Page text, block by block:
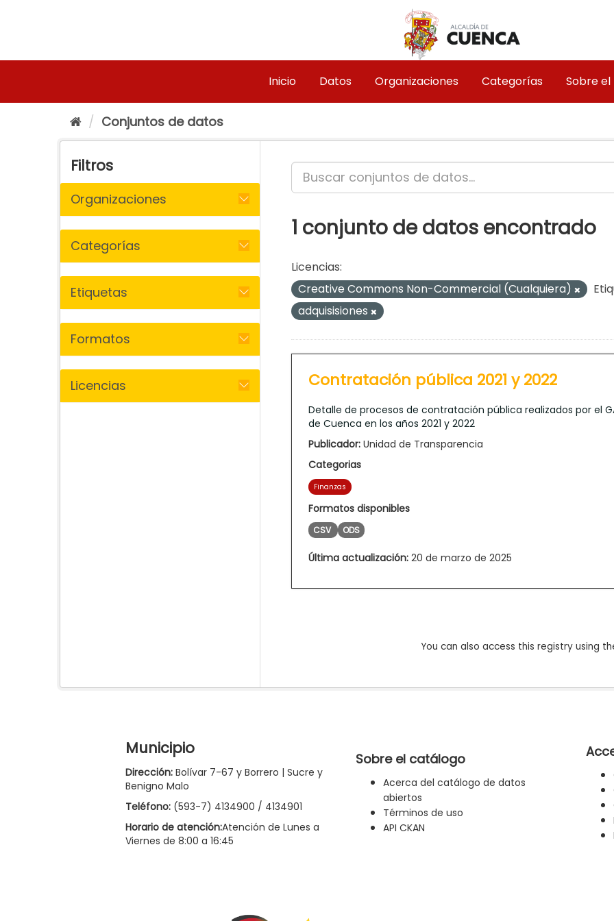
Inicio Datos Organizaciones Categorías Sobre
Conjuntos de datos
Filtros
Organizaciones
Categorías
Etiquetas
Formatos
Licencias
1 conjunto de datos encontrado
Licencias:
Creative Commons Non-Commercial (Cualquiera)
adquisisiones
Contratación pública 2021 y 2022
Detalle de procesos de contratación pública realizados por el
de Cuenca en los años 2021 y 2022
Publicador: Unidad de Transparencia
Categorias
Finanzas
Formatos disponibles
CSV ODS
Última actualización: 20 de marzo de 2025
You can also access this registry using
Municipio
Dirección: Bolívar 7-67 y Borrero | Sucre y
Benigno Malo
Teléfono: (593-7) 4134900 / 4134901
Horario de atención:Atención de Lunes a
Viernes de 8:00 a 16:45
Sobre el catálogo
Acerca del catálogo de datos
abiertos
Términos de uso
API CKAN